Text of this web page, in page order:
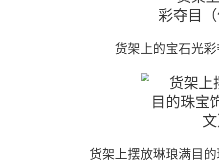
货架上的宝石光
货架上摆放琳琅满目